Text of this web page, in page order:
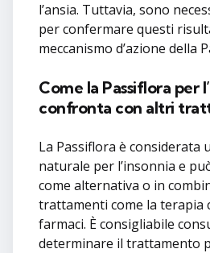
l’ansia. Tuttavia, sono
per confermare questi
meccanismo d’azione della
Come la Passiflora per
confronta con altri
La Passiflora è considerata
naturale per l’insonnia e
come alternativa o in
trattamenti come la terapia
farmaci. È consigliabile
determinare il trattamento